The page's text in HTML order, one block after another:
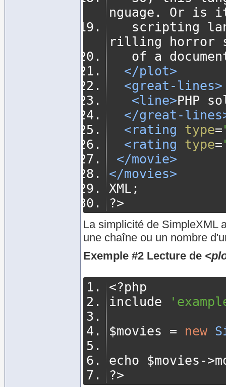
nguage. Or is
rilling horror
of a
</plot>
<great-lines>
<line>PHP
</great-
<rating
type=
<rating
type=
</movie>
</movies>
XML;
?>
La simplicité de SimpleXML
une chaîne ou un nombre
Exemple #2 Lecture de
<?php
include
$movies = new
echo $movies ->
?>